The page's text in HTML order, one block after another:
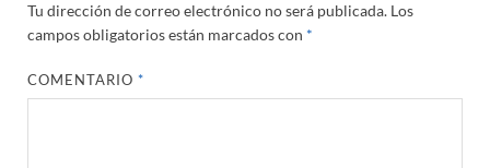
Tu dirección de correo electrónico no será publicada. Los
campos obligatorios están marcados con *
COMENTARIO*